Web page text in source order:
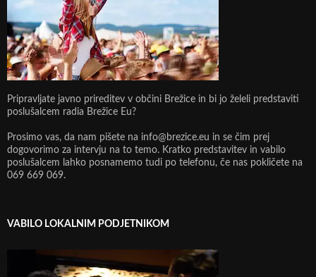
Pripravljate javno prireditev v občini Brežice in bi jo želeli predstaviti
poslušalcem radia Brežice Eu?
Prosimo vas, da nam pišete na info@brezice.eu in se čim prej
dogovorimo za intervju na to temo. Kratko predstavitev in vabilo
poslušalcem lahko posnamemo tudi po telefonu, če nas pokličete na
069 669 069.
VABILO LOKALNIM PODJETNIKOM